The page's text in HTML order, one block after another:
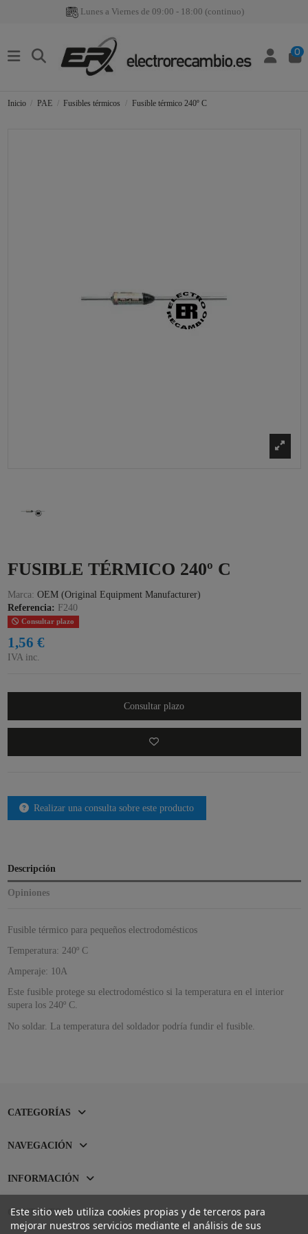
Lunes a Viernes de 09:00 - 18:00 (continuo)
0
Inicio PAE Fusibles térmicos Fusible térmico 240º C
FUSIBLE TÉRMICO 240º C
Marca: OEM (Original Equipment Manufacturer)
Referencia: F240
Consultar plazo
1,56 €
IVA inc.
Consultar plazo
Realizar una consulta sobre este producto
Descripción
Opiniones
Fusible térmico para pequeños electrodomésticos
Temperatura: 240º C
Amperaje: 10A
Este fusible protege su electrodoméstico si la temperatura en el interior
supera los 240º C.
No soldar. La temperatura del soldador podría fundir el fusible.
CATEGORÍAS
NAVEGACIÓN
INFORMACIÓN
CONTACTO
Este sitio web utiliza cookies propias y de terceros para
mejorar nuestros servicios mediante el análisis de sus